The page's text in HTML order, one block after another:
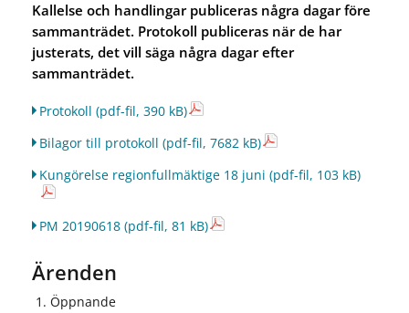
Kallelse och handlingar publiceras några dagar före
sammanträdet. Protokoll publiceras när de har
justerats, det vill säga några dagar efter
sammanträdet.
Protokoll (pdf-fil, 390 kB)
Bilagor till protokoll (pdf-fil, 7682 kB)
Kungörelse regionfullmäktige 18 juni (pdf-fil, 103 kB)
PM 20190618(pdf-fil, 81 kB)
Ärenden
Öppnande